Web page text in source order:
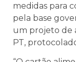
medidas para
pela base
um projeto de
PT,